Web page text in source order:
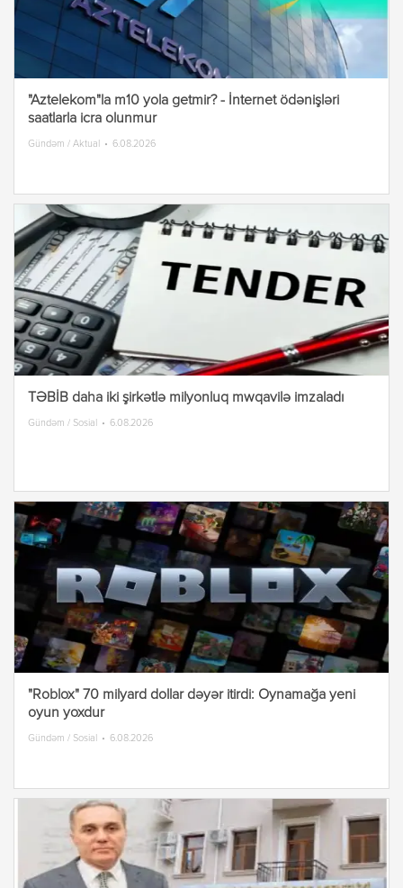
"Aztelekom"la m10 yola getmir? - İnternet ödənişləri
saatlarla icra olunmur
Gündəm / Aktual 6.08.2026
TƏBİB daha iki şirkətlə milyonluq mwqavilə imzaladı
Gündəm / Sosial 6.08.2026
"Roblox" 70 milyard dollar dəyər itirdi: Oynamağa yeni
oyun yoxdur
Gündəm / Sosial 6.08.2026